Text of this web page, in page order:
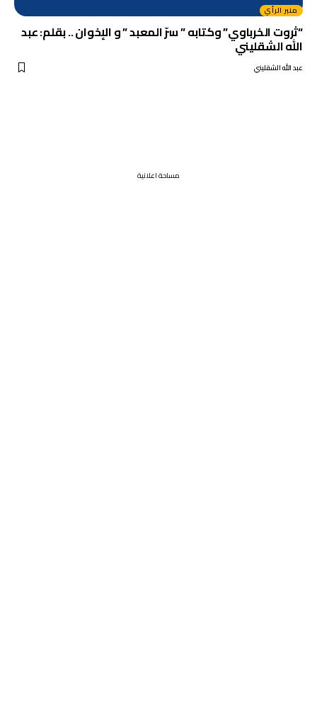
منبر الرأي
“ثروت الخرباوي” وكتابه ” سرّ المعبد ” و الإخوان .. بقلم: عبد
الله الشقليني
عبد الله الشقليني
مساحة اعلانية